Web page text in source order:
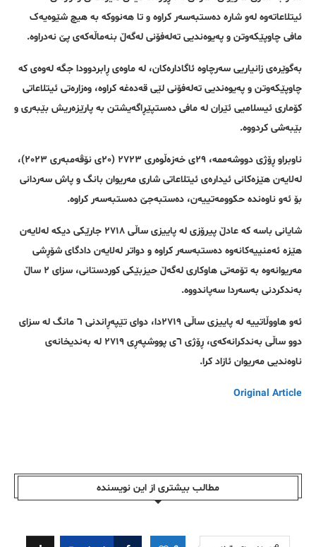
ئیتلاعاتەوە لەو شارە دەستبەسەر کراوە و تا هەنووکە بە هیچ شێوەیەک
مافی چاوپێکەوتن و پەیوەندیی تەلەفۆنی لەگەڵ بنەماڵەکەی پێ نەدراوە.
بەگوێرەی زانیاریی سەرچاوە ئاگادارەکان، لە ماوەی ڕابردوودا جگە لەوەی کە
چاوپێکەوتن و پەیوەندیی تەلەفۆنی لێی قەدەغە کراوە، وەزارەتی ئیتلاعاتی
کۆماری ئیسلامیی ئێران لە مافی دەستپێڕاگەیشتن بە پارێزەریش بێبەری و
بێبەشی کردووە.
ناوبراو ڕۆژی دووشەممە، ٢٩ی خەزەڵوەری ٢٧٢٣ (٢٠ی نۆڤەمبەری ٢٠٢٣)،
لەلایەن هێزەکانی ئیدارەی ئیتلاعاتی شاری مەریوان بانگ و پاش سەردانی
بۆ ئەو ناوەندە حکوومەتییەن، دەستبەجێ دەستبەسەر کراوە.
شایانی باسە کە عادڵ پیرۆزی لە پاییزی ساڵی ٢٧١٨ جارێکی دیکە لەلایەن
هێزە ئەمنییەکانەوە دەستبەسەر کراوە و دواتر لەلایەن دادگای شۆڕشی
مەریوانەوە بە تۆمەتی هاوکاری لەگەڵ حیزبێکی کوردستانی، سزای ٢ ساڵ
بەندکردنی بەسەردا سەپاندووە.
ئەو هاووڵاتییە لە پاییزی ساڵی ٢٧١٩دا، دوای تێپەڕاندنی ٦ مانگ لە سزای
دوو ساڵی بەندکرانەکەی، ڕۆژی ٦ی پووشپەڕی ٢٧١٩ لە بەندیخانەی
ناوەندیی مەریوان ئازاد کرا.
Original Article
مطالب بیشتری از این نویسندە